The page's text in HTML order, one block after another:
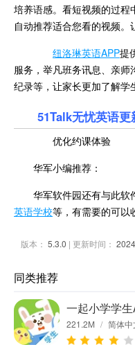
培养语感。看短视频的过程
自动推荐适合您看的视频。
纽洛琳英语APP提
服务，举凡班务讯息、亲
纪录等，让家长更加了解学
51Talk无忧英语更
优化约课体验
华军小编推荐：
华军软件园还有与此软
英语学校等，有需要的可以
版本： 5.3.0 | 更新时间：
同类推荐
一起小学学
221.2M / 简体中